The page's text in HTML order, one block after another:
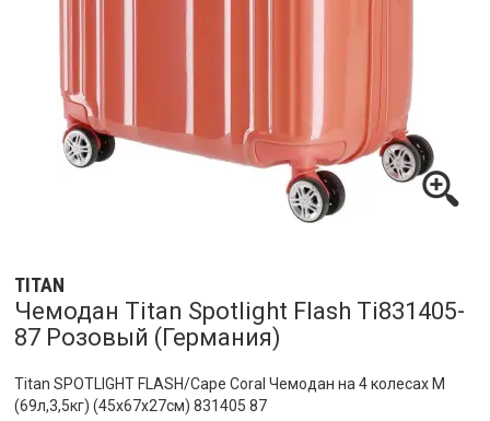
TITAN
Чемодан Titan Spotlight Flash Ti831405-
87 Розовый (Германия)
Titan SPOTLIGHT FLASH/Cape Coral Чемодан на 4 колесах M
(69л,3,5кг) (45x67x27см) 831405 87